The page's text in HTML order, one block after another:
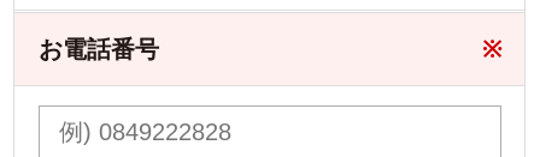
お電話番号 ※